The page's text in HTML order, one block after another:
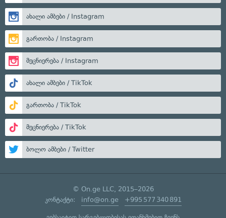
ახალი ამბები / Instagram
გართობა / Instagram
მეცნიერება / Instagram
ახალი ამბები / TikTok
გართობა / TikTok
მეცნიერება / TikTok
ბოლო ამბები / Twitter
© On.ge LLC, 2015–2026
კონტაქტი: info@on.ge +995 577 340 891